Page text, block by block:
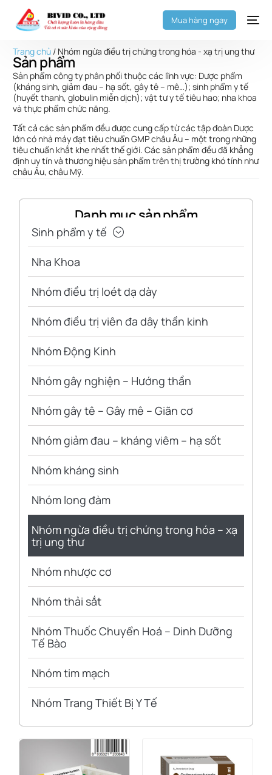
Mua hàng ngay
Trang chủ/ Nhóm ngừa điều trị chứng trong hóa - xạ trị ung thư
Sản phẩm
Sản phẩm công ty phân phối thuộc các lĩnh vực: Dược phẩm
(kháng sinh, giảm đau – hạ sốt, gây tê – mê…); sinh phẩm y tế
(huyết thanh, globulin miễn dịch); vật tư y tế tiêu hao; nha khoa
và thực phẩm chức năng.
Tất cả các sản phẩm đều được cung cấp từ các tập đoàn Dược
lớn có nhà máy đạt tiêu chuẩn GMP châu Âu – một trong những
tiêu chuẩn khắt khe nhất thế giới. Các sản phẩm đều đã khẳng
định uy tín và thương hiệu sản phẩm trên thị trường khó tính như
châu Âu, châu Mỹ.
Danh mục sản phẩm
Sinh phẩm y tế
Nha Khoa
Nhóm điều trị loét dạ dày
Nhóm điều trị viên đa dây thần kinh
Nhóm Động Kinh
Nhóm gây nghiện – Hướng thần
Nhóm gây tê – Gây mê – Giãn cơ
Nhóm giảm đau – kháng viêm – hạ sốt
Nhóm kháng sinh
Nhóm long đàm
Nhóm ngừa điều trị chứng trong hóa – xạ
trị ung thư
Nhóm nhược cơ
Nhóm thải sắt
Nhóm Thuốc Chuyển Hoá – Dinh Dưỡng
Tế Bào
Nhóm tim mạch
Nhóm Trang Thiết Bị Y Tế